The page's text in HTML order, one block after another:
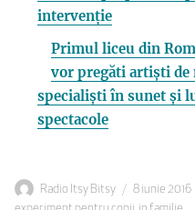
intervenție
Primul liceu din
vor pregăti artiști de
specialiști în sunet și
spectacole
Autor
Radio Itsy Bitsy
Publicat
8 iunie 2016